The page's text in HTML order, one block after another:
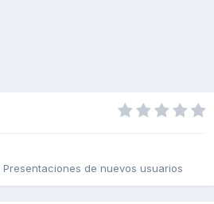
Presentaciones de nuevos usuarios